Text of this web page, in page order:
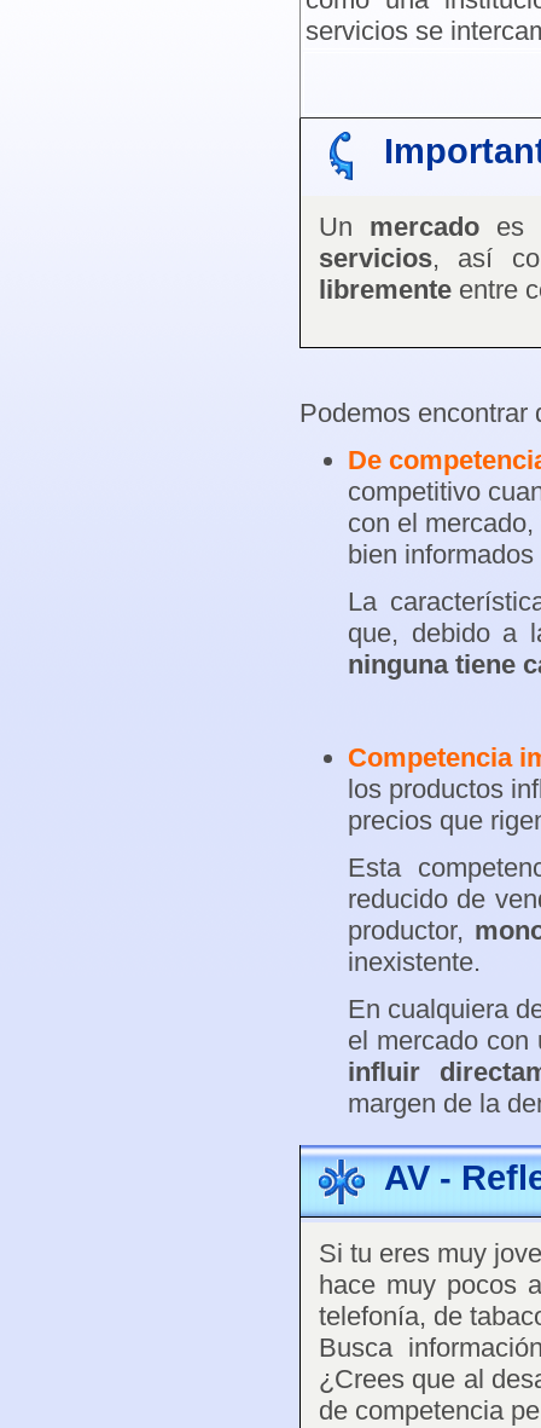
servicios se
Un mercado es
servicios, así
libremente entre
Podemos encontrar
De
competitivo
con el
bien
La
que, debido a
ninguna tiene
Competencia
los productos
precios que
Esta
reducido de
productor,
inexistente.
En cualquiera
el mercado con
influir
margen de la
AV -
Si tu eres muy
hace muy pocos
telefonía, de
Busca
¿Crees que al
de competencia